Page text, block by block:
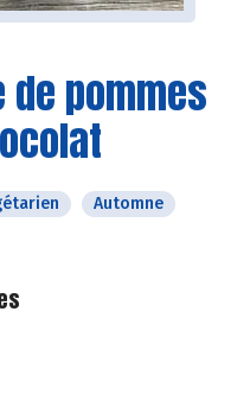
de pommes
Automne